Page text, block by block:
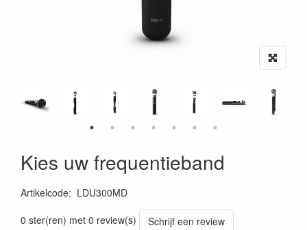
Kies uw frequentieband
Artikelcode: LDU300MD
0 ster(ren) met 0 review(s)
Schrijf een review